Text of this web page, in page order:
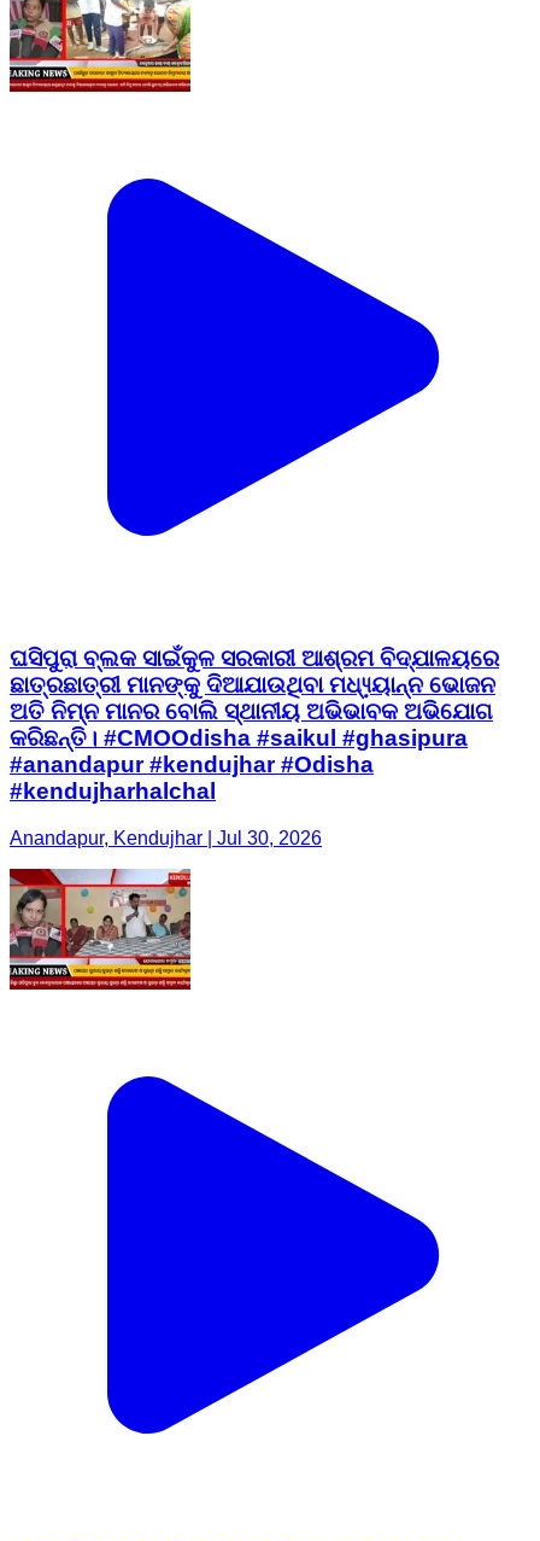
ଘସିପୁରା ବ୍ଲକ ସାଇଁକୁଳ ସରକାରୀ ଆଶ୍ରମ ବିଦ୍ଯାଳୟରେ
ଛାତ୍ରଛାତ୍ରୀ ମାନଙ୍କୁ ଦିଆଯାଉଥିବା ମଧ୍ଯ୍ୟାନ୍ନ ଭୋଜନ
ଅତି ନିମ୍ନ ମାନର ବୋଲି ସ୍ଥାନୀୟ ଅଭିଭାବକ ଅଭିଯୋଗ
କରିଛନ୍ତି। #CMOOdisha #saikul #ghasipura
#anandapur #kendujhar #Odisha
#kendujharhalchal
Anandapur, Kendujhar | Jul 30, 2026